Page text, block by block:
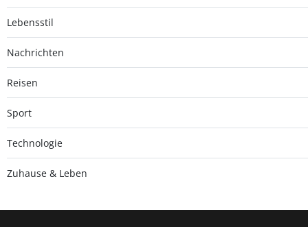
Lebensstil
Nachrichten
Reisen
Sport
Technologie
Zuhause & Leben